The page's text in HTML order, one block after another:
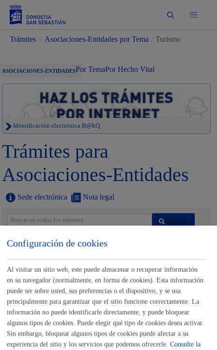
Buscar
Trámites Asociaciones-Entidades por Tema Turismo
ASOCIACIONES-ENTIDADESPor TemaPor Hecho Vital
Identificación electrónica B@kQ
Trámites para
Asociaciones-Entidades
Sede electrónica Nota legal
Buscar
Listado completo de Trámites
Turismo
Autorización para ocupar la vía pública con actividades,
eventos,...
* Online con certificado electrónico
ONLINE
PRESENCIAL
Configuración de cookies
Al visitar un sitio web, este puede almacenar o recuperar información
en su navegador (normalmente, en forma de cookies). Esta información
puede ser sobre usted, sus preferencias o el dispositivo, y se usa
principalmente para garantizar que el sitio funcione correctamente. La
información no puede identificarle directamente, y puede bloquear
algunos tipos de cookies. Puede elegir qué tipo de cookies desea activar.
Sin embargo, bloquear algunos tipos de cookies puede afectar a su
experiencia del sitio y los servicios que podemos ofrecerle. Consulte la